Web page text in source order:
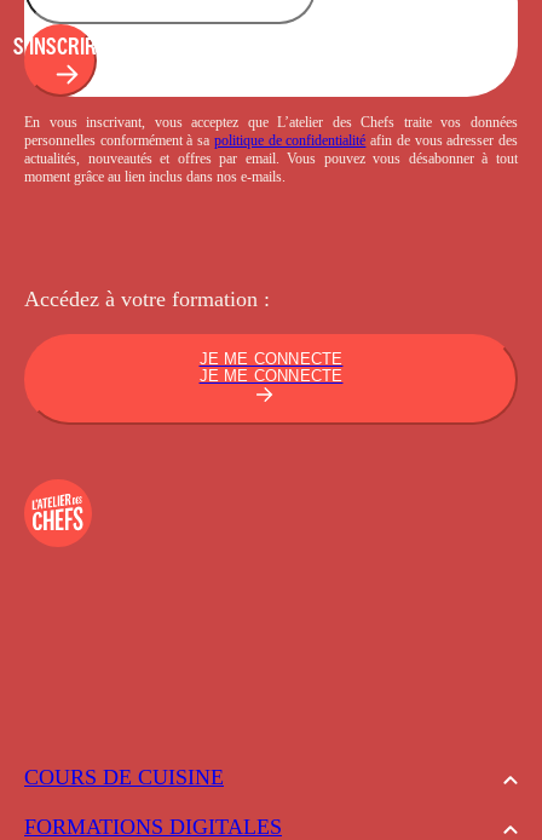
COURS DE CUISINE
FORMATIONS DIGITALES
S'INSCRIRE
En vous inscrivant, vous acceptez que L’atelier des Chefs traite vos données
personnelles conformément à sa politique de confidentialité afin de vous adresser des
actualités, nouveautés et offres par email. Vous pouvez vous désabonner à tout
moment grâce au lien inclus dans nos e-mails.
Accédez à votre formation :
JE ME CONNECTE
JE ME CONNECTE